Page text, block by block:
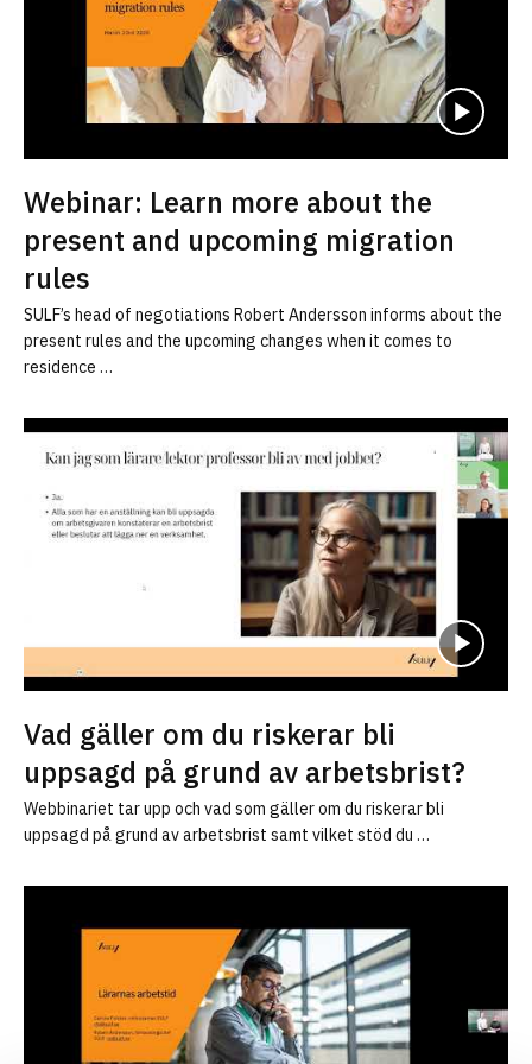
Webinar: Learn more about the
present and upcoming migration
rules
SULF’s head of negotiations Robert Andersson informs about the
present rules and the upcoming changes when it comes to
residence …
Vad gäller om du riskerar bli
uppsagd på grund av arbetsbrist?
Webbinariet tar upp och vad som gäller om du riskerar bli
uppsagd på grund av arbetsbrist samt vilket stöd du …